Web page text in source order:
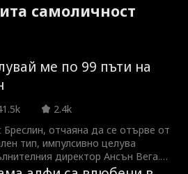
самоличност
ме по 99 пъти на
2.4k
Бреслин, отчаяна да се отърве от
тип, импулсивно целува
директор Ансън Вега.
което разбира, е, че той я